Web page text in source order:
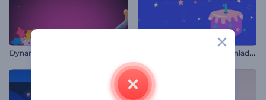
F
arbenfrohe Geburtstagseinladung